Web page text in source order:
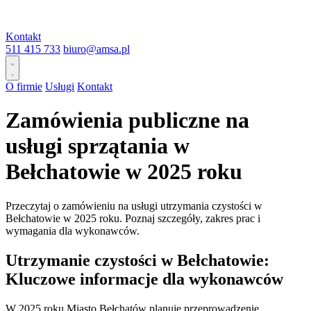
Kontakt
511 415 733 biuro@amsa.pl
O firmie Usługi Kontakt
Zamówienia publiczne na
usługi sprzątania w
Bełchatowie w 2025 roku
Przeczytaj o zamówieniu na usługi utrzymania czystości w
Bełchatowie w 2025 roku. Poznaj szczegóły, zakres prac i
wymagania dla wykonawców.
Utrzymanie czystości w Bełchatowie:
Kluczowe informacje dla wykonawców
W 2025 roku Miasto Bełchatów planuje przeprowadzenie